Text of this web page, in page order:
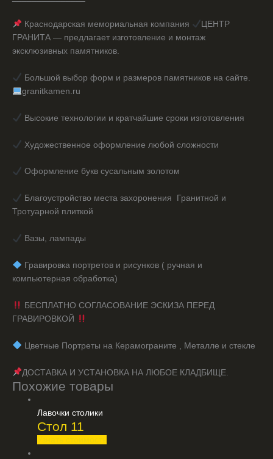
Краснодарская мемориальная компания
ЦЕНТР
ГРАНИТА — предлагает изготовление и монтаж
эксклюзивных памятников.
Большой выбор форм и размеров памятников на сайте.
granitkamen.ru
Высокие технологии и кратчайшие сроки изготовления
Художественное оформление любой сложности
Оформление букв сусальным золотом
Благоустройство места захоронения Гранитной и
Тротуарной плиткой
Вазы, лампады
️ Гравировка портретов и рисунков ( ручная и
компьютерная обработка)
БЕСПЛАТНО СОГЛАСОВАНИЕ ЭСКИЗА ПЕРЕД
ГРАВИРОВКОЙ
️ Цветные Портреты на Керамограните , Металле и стекле
ДОСТАВКА И УСТАНОВКА НА ЛЮБОЕ КЛАДБИЩЕ.
Похожие товары
Лавочки столики
Стол 11